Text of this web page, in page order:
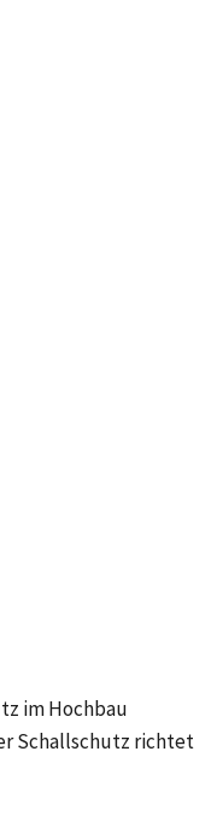
im Hochbau
Schallschutz richtet